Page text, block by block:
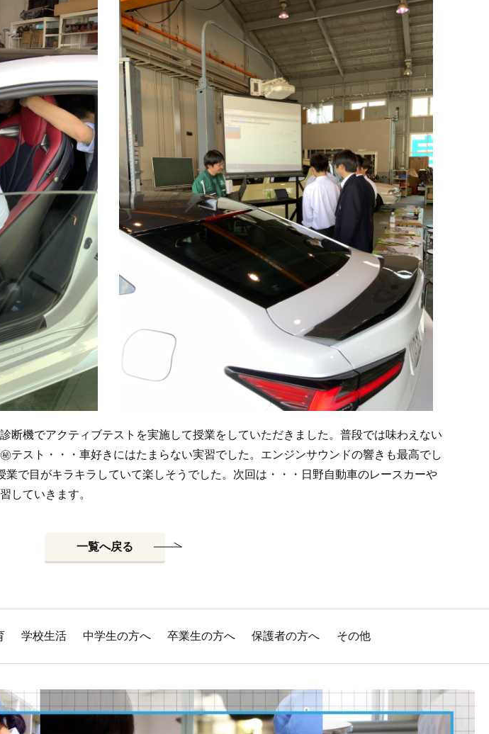
断機でアクティブテストを実施して授業をしていただきました。普段では味わえない
テスト・・・車好きにはたまらない実習でした。エンジンサウンドの響きも最高でし
で目がキラキラしていて楽しそうでした。次回は・・・日野自動車のレースカーや
していきます。
一覧へ戻る
学校生活 中学生の方へ 卒業生の方へ 保護者の方へ その他